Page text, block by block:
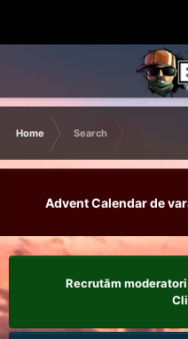
Home Search
Advent Calendar de
Recrutăm